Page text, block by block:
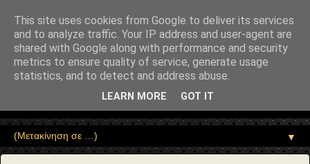
"potentialAction": { "@type": "ReadAction", "target":
"https://www.sophia-ntrekou.gr/2016/01/Xrists-etexthi.html" } }
Αέναη επΑνάσταση
• Επιστήμη • Ψυχολογία • Λογοτεχνία • Τέχνες • Θεολογία •
Φιλοσοφία • Στοχασμοί... για τη μνήμη, τον άνθρωπο και το
▼
This site uses cookies from Google to deliver its services
and to analyze traffic. Your IP address and user-agent are
shared with Google along with performance and security
metrics to ensure quality of service, generate usage
statistics, and to detect and address abuse.
LEARN MORE GOT IT